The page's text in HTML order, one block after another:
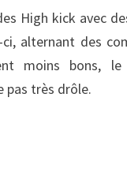
High kick avec
ci, alternant des
moins bons,
pas très drôle.